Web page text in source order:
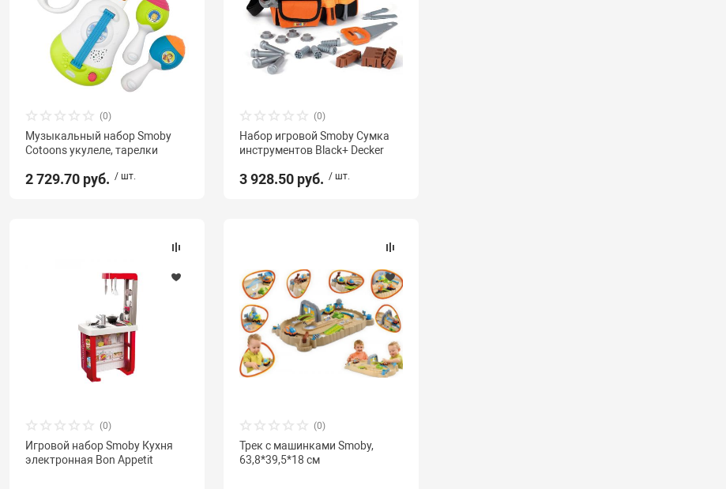
(0)
Музыкальный набор Smoby
Cotoons укулеле, тарелки
2 729.70 руб. / шт.
(0)
Набор игровой Smoby Сумка
инструментов Black+ Decker
3 928.50 руб. / шт.
(0)
Игровой набор Smoby Кухня
электронная Bon Appetit
(0)
Трек с машинками Smoby,
63,8*39,5*18 см